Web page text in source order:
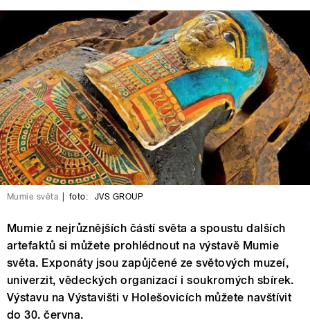
Mumie světa foto: JVS GROUP
Mumie z nejrůznějších částí světa a spoustu dalších
artefaktů si můžete prohlédnout na výstavě Mumie
světa. Exponáty jsou zapůjčené ze světových muzeí,
univerzit, vědeckých organizací i soukromých sbírek.
Výstavu na Výstavišti v Holešovicích můžete navštívit
do 30. června.